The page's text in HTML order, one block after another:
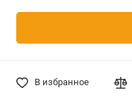
В избранное